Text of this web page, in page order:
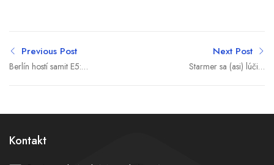
Previous Post
Berlín hostí samit E5:
Next Post
Starmer sa (asi) lúči a
Kontakt